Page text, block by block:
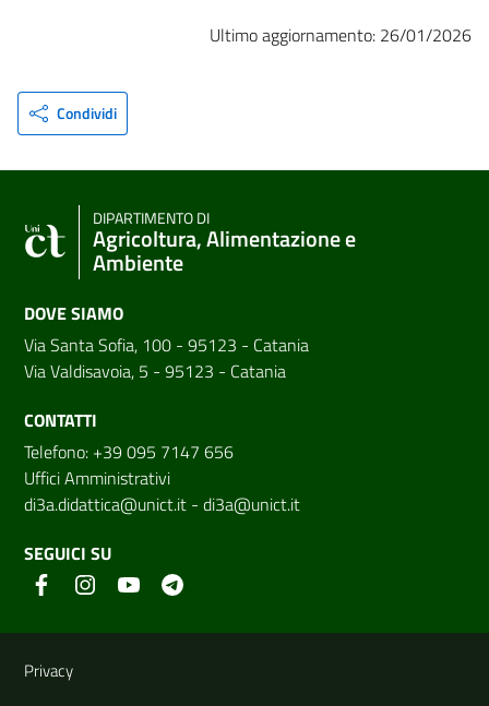
Ultimo aggiornamento: 26/01/2026
Condividi
DIPARTIMENTO DI
Agricoltura, Alimentazione e
Ambiente
DOVE SIAMO
Via Santa Sofia, 100 - 95123 - Catania
Via Valdisavoia, 5 - 95123 - Catania
CONTATTI
Telefono: +39 095 7147 656
Uffici Amministrativi
di3a.didattica@unict.it - di3a@unict.it
SEGUICI SU
Link e informazioni utili
Privacy